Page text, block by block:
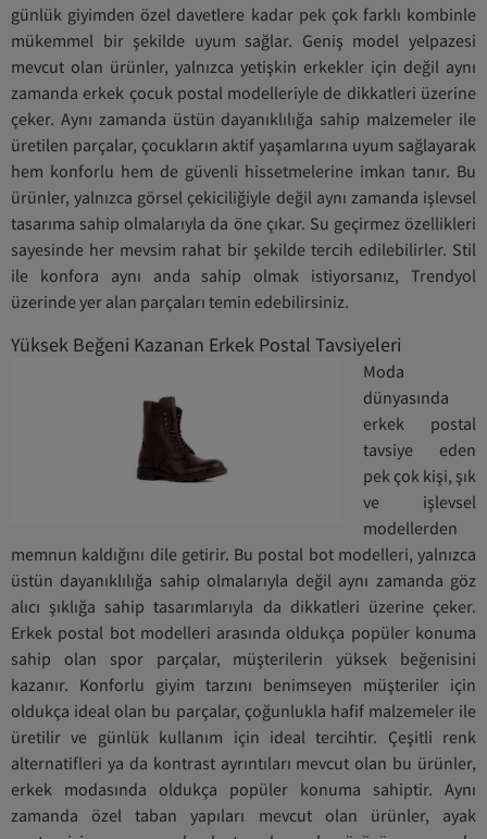
günlük giyimden özel davetlere kadar pek çok farklı kombinle
mükemmel bir şekilde uyum sağlar. Geniş model yelpazesi
mevcut olan ürünler, yalnızca yetişkin erkekler için değil aynı
zamanda erkek çocuk postal modelleriyle de dikkatleri üzerine
çeker. Aynı zamanda üstün dayanıklılığa sahip malzemeler ile
üretilen parçalar, çocukların aktif yaşamlarına uyum sağlayarak
hem konforlu hem de güvenli hissetmelerine imkan tanır. Bu
ürünler, yalnızca görsel çekiciliğiyle değil aynı zamanda işlevsel
tasarıma sahip olmalarıyla da öne çıkar. Su geçirmez özellikleri
sayesinde her mevsim rahat bir şekilde tercih edilebilirler. Stil
ile konfora aynı anda sahip olmak istiyorsanız, Trendyol
üzerinde yer alan parçaları temin edebilirsiniz.
Yüksek Beğeni Kazanan Erkek Postal Tavsiyeleri
Moda
dünyasında
erkek postal
tavsiye eden
pek çok kişi, şık
ve işlevsel
modellerden
memnun kaldığını dile getirir. Bu postal bot modelleri, yalnızca
üstün dayanıklılığa sahip olmalarıyla değil aynı zamanda göz
alıcı şıklığa sahip tasarımlarıyla da dikkatleri üzerine çeker.
Erkek postal bot modelleri arasında oldukça popüler konuma
sahip olan spor parçalar, müşterilerin yüksek beğenisini
kazanır. Konforlu giyim tarzını benimseyen müşteriler için
oldukça ideal olan bu parçalar, çoğunlukla hafif malzemeler ile
üretilir ve günlük kullanım için ideal tercihtir. Çeşitli renk
alternatifleri ya da kontrast ayrıntıları mevcut olan bu ürünler,
erkek modasında oldukça popüler konuma sahiptir. Aynı
zamanda özel taban yapıları mevcut olan ürünler, ayak